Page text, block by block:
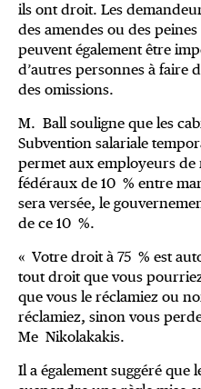
ils ont droit. Les
des amendes ou des
peuvent également être
d’autres personnes à faire
des omissions.
M. Ball souligne que les
Subvention salariale
permet aux employeurs
fédéraux de 10 % entre
sera versée, le
de ce 10 %.
« Votre droit à 75 % est
tout droit que vous
que vous le réclamiez ou
réclamiez, sinon vous
Me Nikolakakis.
Il a également suggéré que